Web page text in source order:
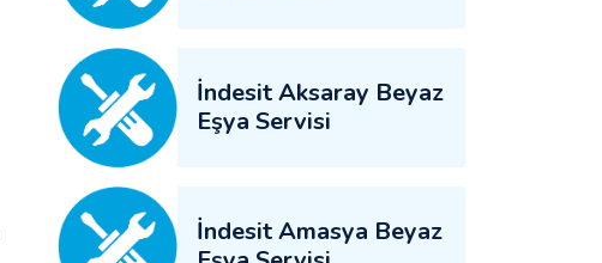
İndesit Aksaray Beyaz
Eşya Servisi
İndesit Amasya Beyaz